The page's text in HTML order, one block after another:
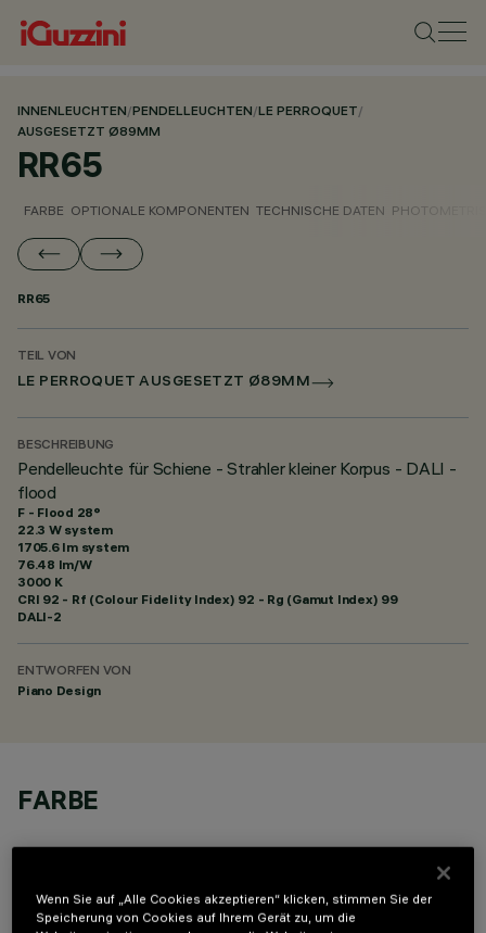
INNENLEUCHTEN/PENDELLEUCHTEN/LE PERROQUET/
AUSGESETZT Ø89MM
RR65
FARBE OPTIONALE KOMPONENTEN TECHNISCHE DATEN
RR65
TEIL VON
LE PERROQUET AUSGESETZT Ø89MM
BESCHREIBUNG
Pendelleuchte für Schiene - Strahler kleiner Korpus - DALI -
flood
F - Flood 28°
22.3 W system
1705.6 lm system
76.48 lm/W
3000 K
CRI 92 - Rf (Colour Fidelity Index) 92 - Rg (Gamut Index) 99
DALI-2
ENTWORFEN VON
Piano Design
FARBE
Wenn Sie auf „Alle Cookies akzeptieren“ klicken, stimmen Sie der
Speicherung von Cookies auf Ihrem Gerät zu, um die